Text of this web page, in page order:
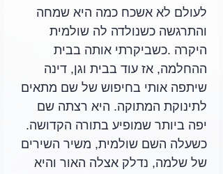
לעולם לא אשכח כמה היא שמחה
והתרגשה כשנולדה לה שולמית
היקרה .כשביקרתי אותה בבית
ההחלמה, אז עוד בבית וגן, דינה
שיתפה אותי בחיפוש של שם מתאים
לתינוקת המתוקה. היא רצתה שם
יפה ביותר שמופיע בתורה הקדושה.
כשעלה השם שולמית, משיר השירים
של שלמה, נדלק אצלה האור והיא